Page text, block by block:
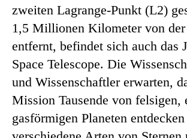
zweiten Lagrange-Punkt (L2)
1,5 Millionen Kilometer von der
entfernt, befindet sich auch das
Space Telescope. Die
und Wissenschaftler erwarten,
Mission Tausende von felsigen,
gasförmigen Planeten